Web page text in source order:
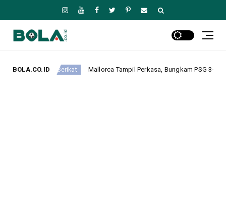
BOLA.CO.ID
Mallorca Tampil Perkasa, Bungkam PSG 3-0 pada Laga Pramusim